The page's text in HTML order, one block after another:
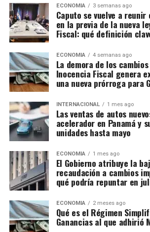
ECONOMIA 3 semanas ago
Caputo se vuelve a
en la previa de la nueva
Fiscal: qué definición
ECONOMIA 4 semanas ago
La demora de los
Inocencia Fiscal genera
una nueva prórroga para
INTERNACIONAL 1 mes ago
Las ventas de autos
acelerador en Panamá y
unidades hasta mayo
ECONOMIA 1 mes ago
El Gobierno atribuye la
recaudación a cambios
qué podría repuntar en
ECONOMIA 2 meses ago
Qué es el Régimen
Ganancias al que adhirió